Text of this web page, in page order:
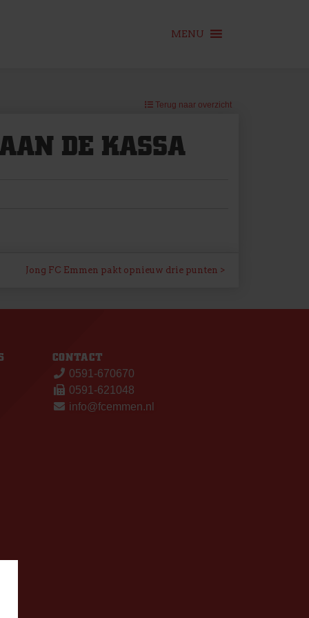
MENU
Terug naar overzicht
DE KASSA
Jong FC Emmen pakt opnieuw drie punten
CONTACT
0591-670670
0591-621048
info@fcemmen.nl